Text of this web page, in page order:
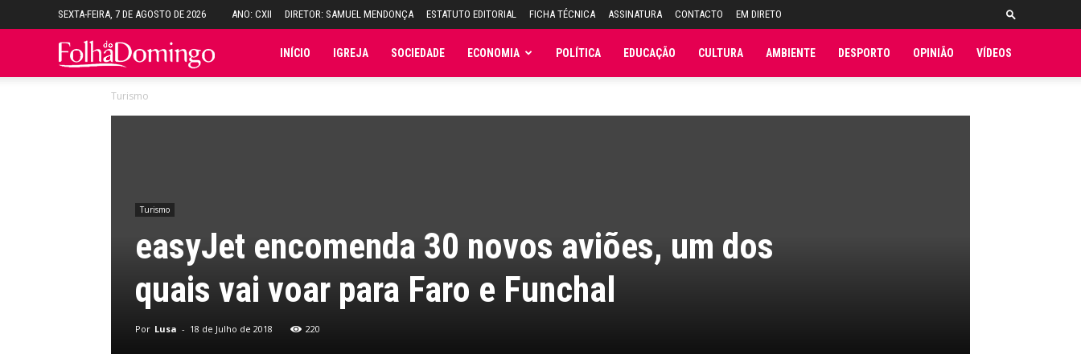
SEXTA-FEIRA, 7 DE AGOSTO DE 2026 ANO: CXII DIRETOR: SAMUEL MENDONÇA ESTATUTO EDITORIAL FICHA TÉCNICA ASSINATURA CONTACTO EM DIRETO
Folha INÍCIO IGREJA SOCIEDADE ECONOMIA POLÍTICA EDUCAÇÃO CULTURA AMBIENTE DESPORTO OPINIÃO VÍDEOS
Turismo
Turismo
easyJet encomenda 30 novos aviões, um dos
quais vai voar para Faro e Funchal
Por Lusa - 18 de Julho de 2018 220